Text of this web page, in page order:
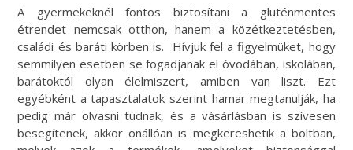
A gyermekeknél fontos biztosítani a gluténmentes
étrendet nemcsak otthon, hanem a közétkeztetésben,
családi és baráti körben is. Hívjuk fel a figyelmüket, hogy
semmilyen esetben se fogadjanak el óvodában, iskolában,
barátoktól olyan élelmiszert, amiben van liszt. Ezt
egyébként a tapasztalatok szerint hamar megtanulják, ha
pedig már olvasni tudnak, és a vásárlásban is szívesen
besegítenek, akkor önállóan is megkereshetik a boltban,